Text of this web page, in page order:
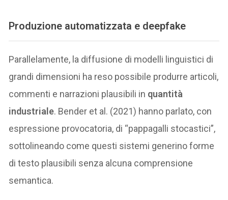
Produzione automatizzata e deepfake
Parallelamente, la diffusione di modelli linguistici di
grandi dimensioni ha reso possibile produrre articoli,
commenti e narrazioni plausibili in quantità
industriale. Bender et al. (2021) hanno parlato, con
espressione provocatoria, di “pappagalli stocastici”,
sottolineando come questi sistemi generino forme
di testo plausibili senza alcuna comprensione
semantica.